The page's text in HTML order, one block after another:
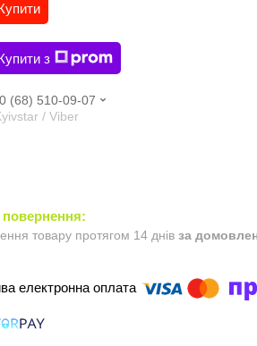
з
(68) 510-09-07
/ Viber
товару протягом 14 днів за